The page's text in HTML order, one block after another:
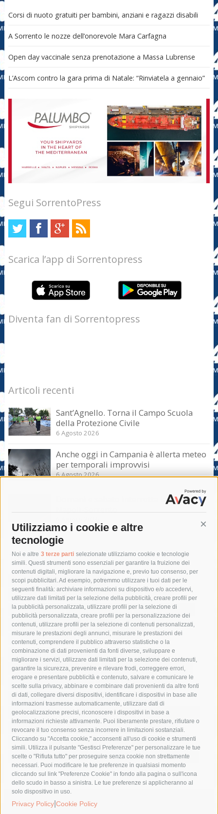
Utilizziamo i cookie e altre
tecnologie
Noi e altre 3 terze parti selezionate utilizziamo cookie e tecnologie
simili. Questi strumenti sono essenziali per garantire la fruizione dei
contenuti digitali, migliorare la navigazione e, previo tuo consenso, per
scopi pubblicitari. Ad esempio, potremmo utilizzare i tuoi dati per le
seguenti finalità: archiviare informazioni su dispositivo e/o accedervi,
utilizzare dati limitati per la selezione della pubblicità, creare profili per
la pubblicità personalizzata, utilizzare profili per la selezione di
pubblicità personalizzata, creare profili per la personalizzazione dei
contenuti, utilizzare profili per la selezione di contenuti personalizzati,
misurare le prestazioni degli annunci, misurare le prestazioni dei
contenuti, comprendere il pubblico attraverso statistiche o la
combinazione di dati provenienti da fonti diverse, sviluppare e
migliorare i servizi, utilizzare dati limitati per la selezione dei contenuti,
garantire la sicurezza, prevenire e rilevare frodi, correggere errori,
erogare e presentare pubblicità e contenuto, salvare e comunicare le
scelte sulla privacy, abbinare e combinare dati provenienti da altre fonti
di dati, collegare diversi dispositivi, identificare i dispositivi in base alle
informazioni trasmesse automaticamente, utilizzare dati di
geolocalizzazione precisi, riconoscere i dispositivi in base a
informazioni richieste attivamente. Puoi liberamente prestare, rifiutare o
revocare il tuo consenso senza incorrere in limitazioni sostanziali.
Cliccando su "Accetta cookie," acconsenti all'uso di cookie e strumenti
simili. Utilizza il pulsante "Gestisci Preferenze" per personalizzare le tue
scelte o "Rifiuta tutto" per proseguire senza cookie non strettamente
necessari. Puoi modificare le tue preferenze in qualsiasi momento
cliccando sul link "Preferenze Cookie" in fondo alla pagina o sull'icona
dello scudo in basso a sinistra. Le tue preferenze si applicheranno al
solo dispositivo in uso.
Privacy Policy Cookie Policy
Corsi di nuoto gratuiti per bambini, anziani e ragazzi disabili
A Sorrento le nozze dell’onorevole Mara Carfagna
Open day vaccinale senza prenotazione a Massa Lubrense
L’Ascom contro la gara prima di Natale: “Rinviatela a gennaio”
Segui SorrentoPress
Scarica l’app di Sorrentopress
Diventa fan di Sorrentopress
Articoli recenti
Sant’Agnello. Torna il Campo Scuola
della Protezione Civile
6 Agosto 2026
Anche oggi in Campania è allerta meteo
per temporali improvvisi
6 Agosto 2026
Domani e sabato interrotta la linea Eav
Napoli-Sorrento
Tag
acqua allerta meteo
anas
area marina protetta di punta campanella
arresto
Asl Napoli 3 sud
capitaneria di porto capri
carabinieri
castellammare di stabia
circumvesuviana
comune di sorrento
concerto
contagi
costiera amalfitana
covid-19 eav
elezioni
fondazione sorrento
gori guardia costiera
incidente
lavori
lorenzo balducelli mare
massa lubrense
massimo coppola
Meta napoli
ordinanza
penisola sorrentina
piano di sorrento
polizia municipale
protezione civile
Regione Campania
sant'agnello
sindaco cuomo
sorrento studenti temporali
treni
turismo
Vico Equense villa fiorentino vincenzo de luca
© 2015 SorrentoPress. All rights reserved.